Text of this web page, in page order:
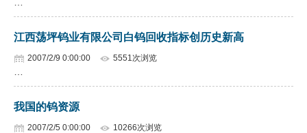
江西荡坪钨业有限公司白钨回收指标创历史新高
2007/2/9 0:00:00 5551次浏览
我国的钨资源
2007/2/5 0:00:00 10266次浏览